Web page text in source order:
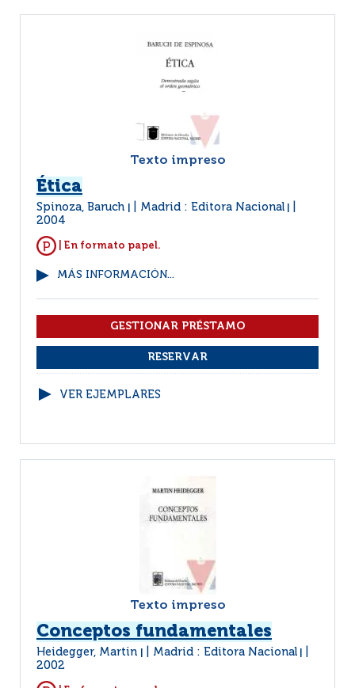
Texto impreso
Ética
Spinoza, Baruch Madrid : Editora Nacional
2004
| En formato papel.
MÁS INFORMACIÓN...
VER EJEMPLARES
Texto impreso
Conceptos fundamentales
Heidegger, Martin Madrid : Editora Nacional
2002